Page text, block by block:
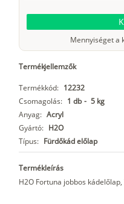
Mennyiséget a
Termékjellemzők
Termékkód: 12232
Csomagolás: 1 db - 5 kg
Anyag: Acryl
Gyártó: H2O
Típus: Fürdőkád előlap
Termékleírás
H2O Fortuna jobbos